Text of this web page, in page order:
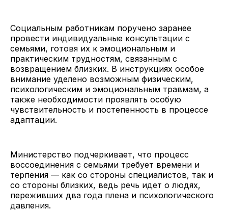
Социальным работникам поручено заранее
провести индивидуальные консультации с
семьями, готовя их к эмоциональным и
практическим трудностям, связанным с
возвращением близких. В инструкциях особое
внимание уделено возможным физическим,
психологическим и эмоциональным травмам, а
также необходимости проявлять особую
чувствительность и постепенность в процессе
адаптации.
Министерство подчеркивает, что процесс
воссоединения с семьями требует времени и
терпения — как со стороны специалистов, так и
со стороны близких, ведь речь идет о людях,
переживших два года плена и психологического
давления.